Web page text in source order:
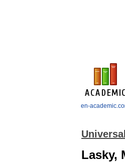
en-
Lasky,